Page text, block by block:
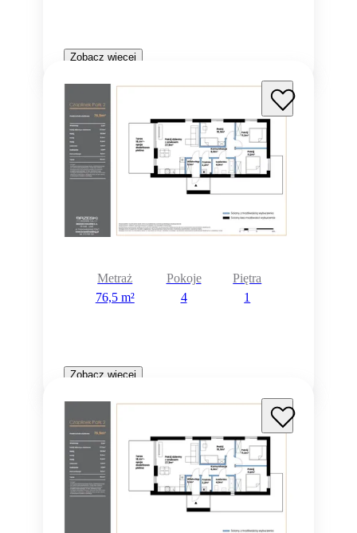
Zobacz więcej
Metraż
76,5 m²
Pokoje
4
Piętra
1
Zobacz więcej